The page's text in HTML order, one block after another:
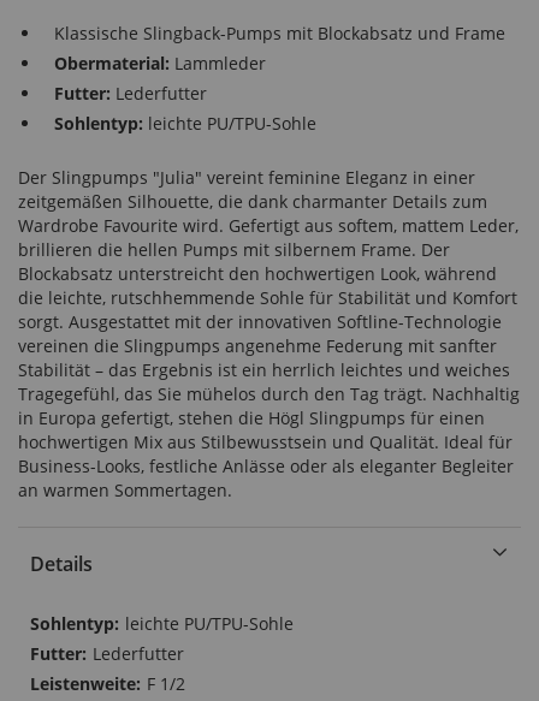
Klassische Slingback-Pumps mit Blockabsatz und Frame
Obermaterial: Lammleder
Futter: Lederfutter
Sohlentyp: leichte PU/TPU-Sohle
Der Slingpumps "Julia" vereint feminine Eleganz in einer
zeitgemäßen Silhouette, die dank charmanter Details zum
Wardrobe Favourite wird. Gefertigt aus softem, mattem Leder,
brillieren die hellen Pumps mit silbernem Frame. Der
Blockabsatz unterstreicht den hochwertigen Look, während
die leichte, rutschhemmende Sohle für Stabilität und Komfort
sorgt. Ausgestattet mit der innovativen Softline-Technologie
vereinen die Slingpumps angenehme Federung mit sanfter
Stabilität – das Ergebnis ist ein herrlich leichtes und weiches
Tragegefühl, das Sie mühelos durch den Tag trägt. Nachhaltig
in Europa gefertigt, stehen die Högl Slingpumps für einen
hochwertigen Mix aus Stilbewusstsein und Qualität. Ideal für
Business-Looks, festliche Anlässe oder als eleganter Begleiter
an warmen Sommertagen.
Details
Mehr
Informationen
leichte PU/TPU-Sohle
Lederfutter
F 1/2